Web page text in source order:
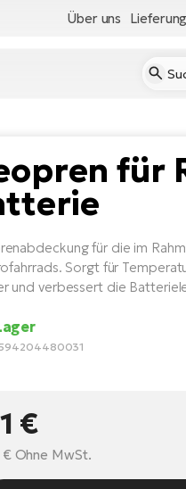
Über uns Lieferung
für
für die im
Sorgt für
und verbessert die
€
€ Ohne MwSt.